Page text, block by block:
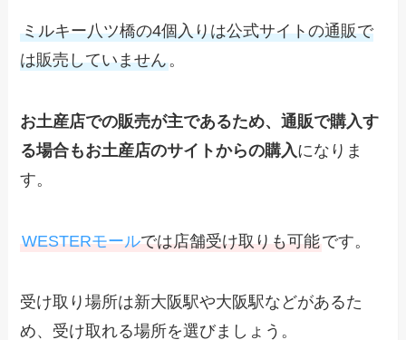
ミルキー八ツ橋の4個入りは公式サイトの通販で
は販売していません。
お土産店での販売が主であるため、通販で購入す
る場合もお土産店のサイトからの購入になりま
す。
WESTERモールでは店舗受け取りも可能です。
受け取り場所は新大阪駅や大阪駅などがあるた
め、受け取れる場所を選びましょう。